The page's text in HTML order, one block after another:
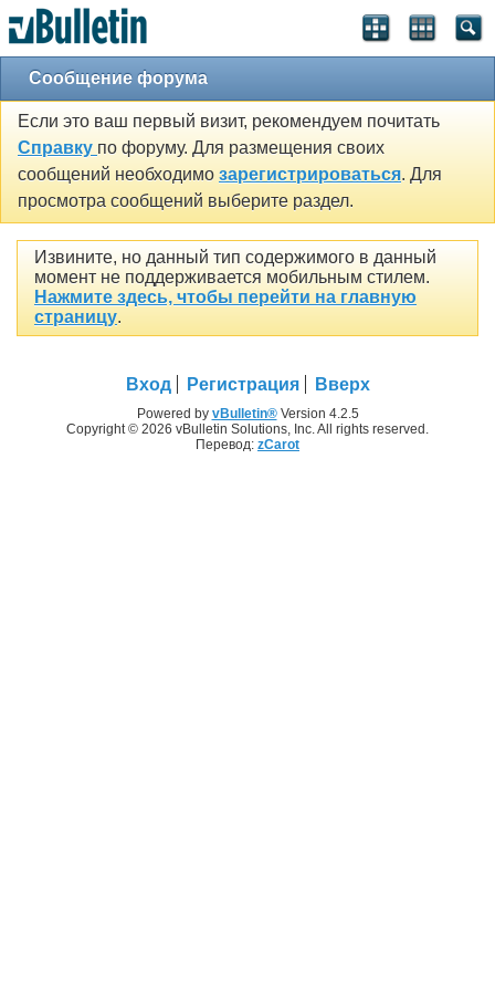
Сообщение форума
Если это ваш первый визит, рекомендуем почитать
Справку по форуму. Для размещения своих
сообщений необходимо зарегистрироваться. Для
просмотра сообщений выберите раздел.
Извините, но данный тип содержимого в данный
момент не поддерживается мобильным стилем.
Нажмите здесь, чтобы перейти на главную
страницу.
Вход Регистрация Вверх
Powered by vBulletin®Version 4.2.5
Copyright © 2026 vBulletin Solutions, Inc. All rights reserved.
Перевод: zCarot